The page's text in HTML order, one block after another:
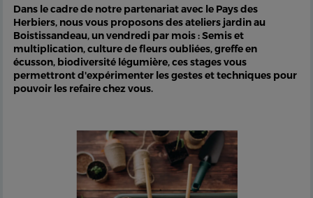
Dans le cadre de notre partenariat avec le Pays des
Herbiers, nous vous proposons des ateliers jardin au
Boistissandeau, un vendredi par mois : Semis et
multiplication, culture de fleurs oubliées, greffe en
écusson, biodiversité légumière, ces stages vous
permettront d'expérimenter les gestes et techniques pour
pouvoir les refaire chez vous.